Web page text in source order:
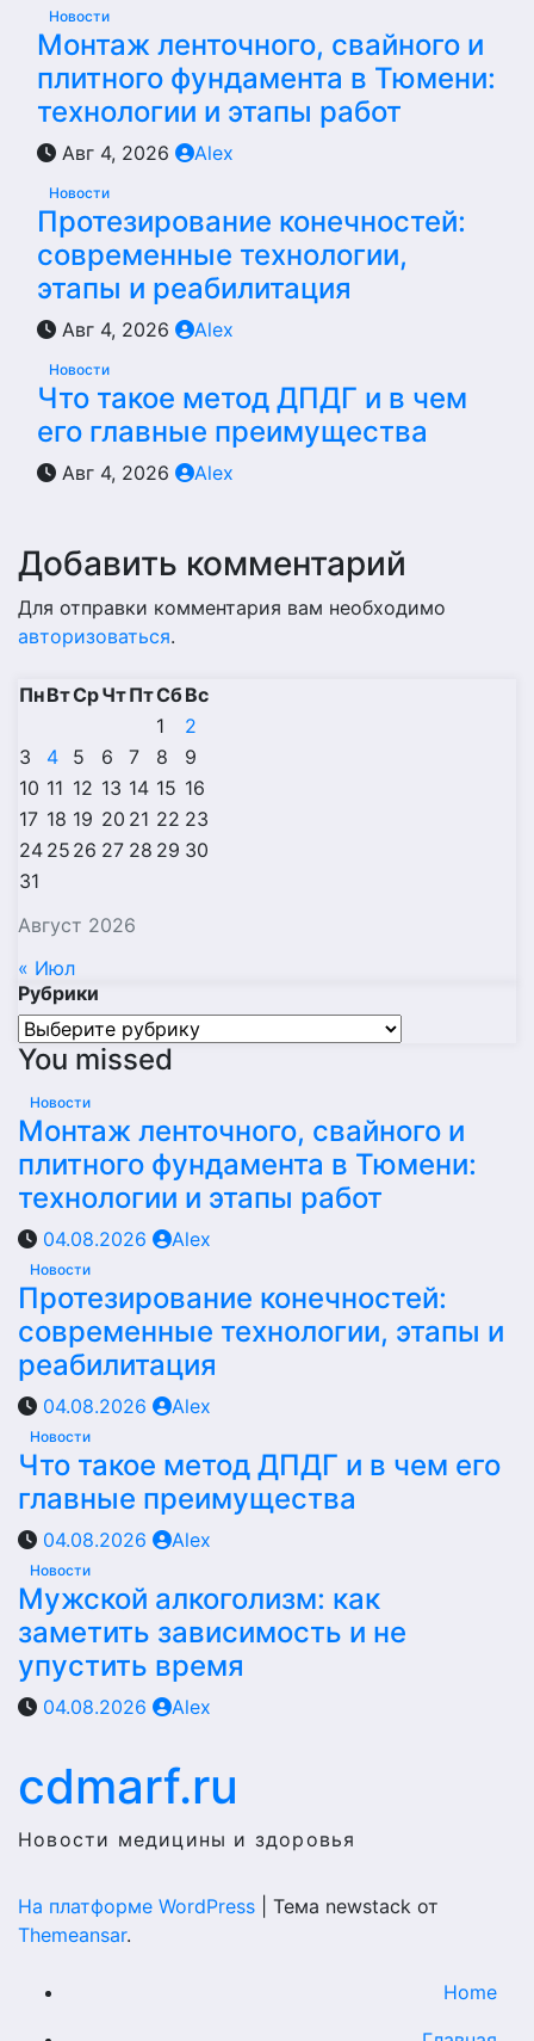
Новости
Монтаж ленточного, свайного и
плитного фундамента в Тюмени:
технологии и этапы работ
Авг 4, 2026 Alex
Новости
Протезирование конечностей:
современные технологии,
этапы и реабилитация
Авг 4, 2026 Alex
Новости
Что такое метод ДПДГ и в чем
его главные преимущества
Авг 4, 2026 Alex
Добавить комментарий
Для отправки комментария вам необходимо
авторизоваться.
Август 2026
ПнВтСрЧтПтСбВс
1
2
3
4 5 6 7 8
9
10 11 12 13 14 15 16
17 18 19 20 21 22 23
24 25 26 27 28 29 30
31
« Июл
Рубрики
Рубрики
You missed
Новости
Монтаж ленточного, свайного и
плитного фундамента в Тюмени:
технологии и этапы работ
04.08.2026 Alex
Новости
Протезирование конечностей:
современные технологии, этапы и
реабилитация
04.08.2026 Alex
Новости
Что такое метод ДПДГ и в чем его
главные преимущества
04.08.2026 Alex
Новости
Мужской алкоголизм: как
заметить зависимость и не
упустить время
04.08.2026 Alex
cdmarf.ru
Новости медицины и здоровья
На платформе WordPress
Тема newstack от
Themeansar.
Home